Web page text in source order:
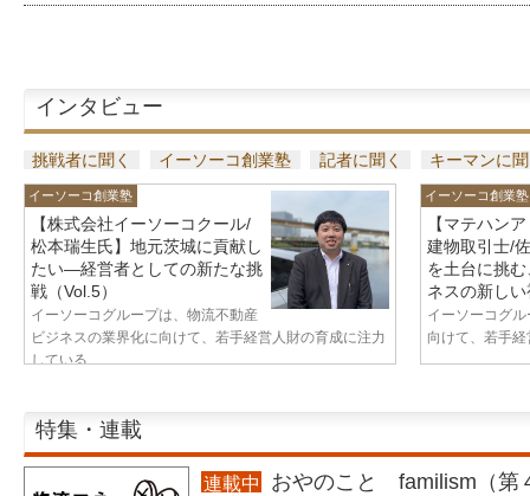
インタビュー
挑戦者に聞く イーソーコ創業塾 記者に聞く キーマンに
イーソーコ創業塾
【株式会社イーソーコクール/
松本瑞生氏】地元茨城に貢献し
たい—経営者としての新たな挑
戦（Vol.5）
イーソーコグループは、物流不動産
ビジネスの業界化に向けて、若手経営人財の育成に注力
している...
イーソーコ創業塾
【マテハン
建物取引士/
を土台に挑
ネスの新し
イーソーコグ
向けて、若手
特集・連載
連載中 おやのこと familism（第